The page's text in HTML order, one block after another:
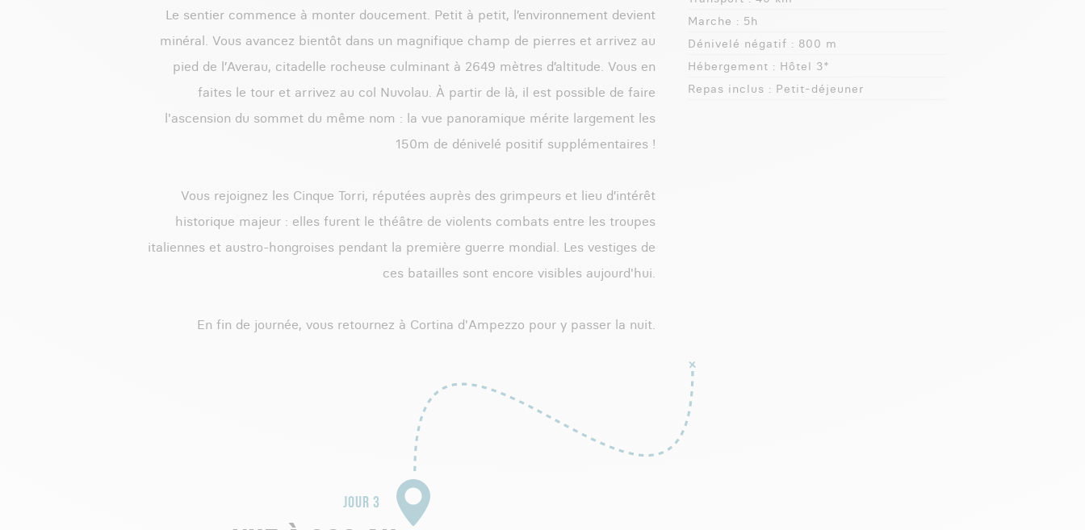
Marche : 5h
Dénivelé négatif : 800 m
Hébergement : Hôtel 3*
Repas inclus : Petit-déjeuner
Le sentier commence à monter doucement. Petit à petit, l’environnement devient
minéral. Vous avancez bientôt dans un magnifique champ de pierres et arrivez au
pied de l’Averau, citadelle rocheuse culminant à 2649 mètres d’altitude. Vous en
faites le tour et arrivez au col Nuvolau. À partir de là, il est possible de faire
l'ascension du sommet du même nom : la vue panoramique mérite largement les
150m de dénivelé positif supplémentaires !
Vous rejoignez les Cinque Torri, réputées auprès des grimpeurs et lieu d’intérêt
historique majeur : elles furent le théâtre de violents combats entre les troupes
italiennes et austro-hongroises pendant la première guerre mondial. Les vestiges de
ces batailles sont encore visibles aujourd'hui.
En fin de journée, vous retournez à Cortina d'Ampezzo pour y passer la nuit.
JOUR 3